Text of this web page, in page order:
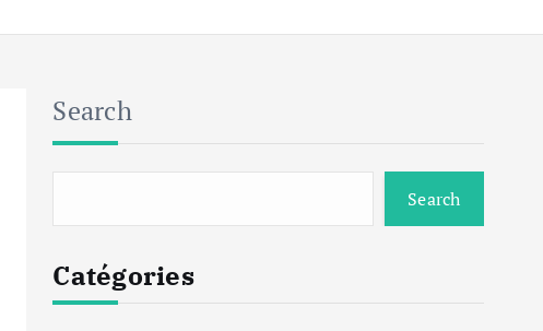
Search
Search
Catégories